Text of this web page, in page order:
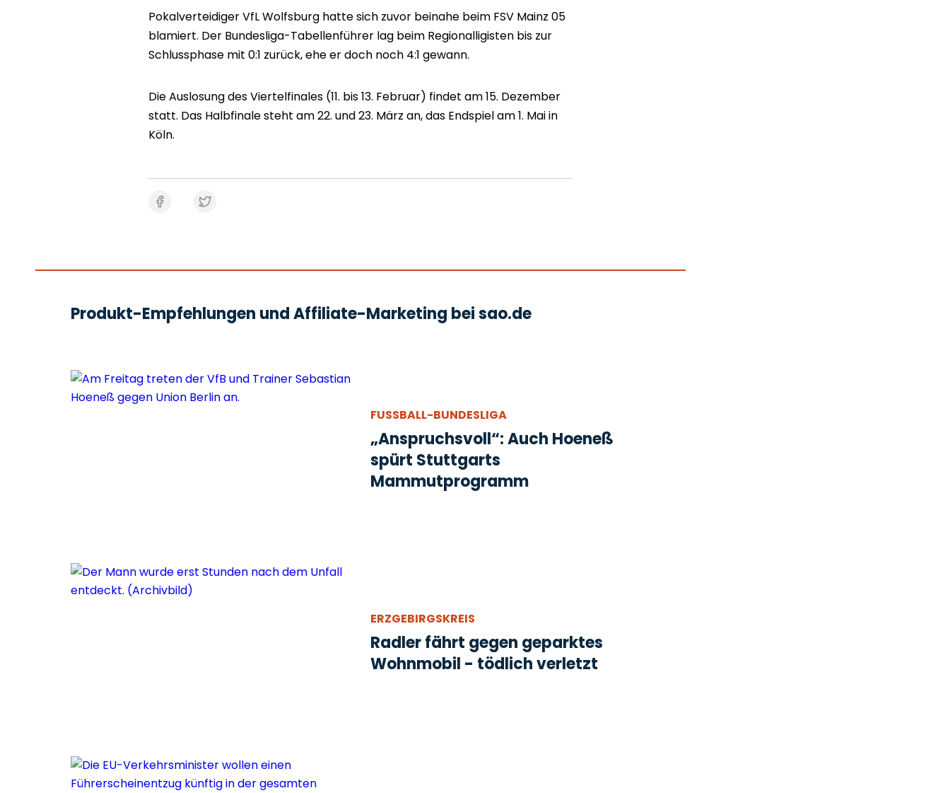
Pokalverteidiger VfL Wolfsburg hatte sich zuvor beinahe beim FSV Mainz 05
blamiert. Der Bundesliga-Tabellenführer lag beim Regionalligisten bis zur
Schlussphase mit 0:1 zurück, ehe er doch noch 4:1 gewann.
Die Auslosung des Viertelfinales (11. bis 13. Februar) findet am 15. Dezember
statt. Das Halbfinale steht am 22. und 23. März an, das Endspiel am 1. Mai in
Köln.
Produkt-Empfehlungen und Affiliate-Marketing bei sao.de
FUSSBALL-BUNDESLIGA
„Anspruchsvoll“: Auch Hoeneß
spürt Stuttgarts
Mammutprogramm
ERZGEBIRGSKREIS
Radler fährt gegen geparktes
Wohnmobil - tödlich verletzt